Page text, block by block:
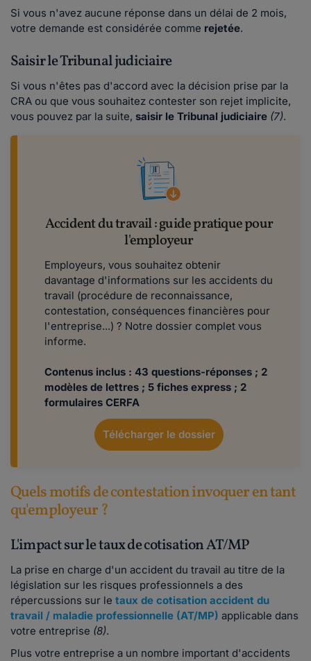
Si vous n'avez aucune réponse dans un délai de 2 mois,
votre demande est considérée comme rejetée.
Saisir le Tribunal judiciaire
Si vous n'êtes pas d'accord avec la décision prise par la
CRA ou que vous souhaitez contester son rejet implicite,
vous pouvez par la suite, saisir le Tribunal judiciaire (7).
Accident du travail : guide pratique pour
l'employeur
Employeurs, vous souhaitez obtenir
davantage d'informations sur les accidents du
travail (procédure de reconnaissance,
contestation, conséquences financières pour
l'entreprise...) ? Notre dossier complet vous
informe.
Contenus inclus : 43 questions-réponses ; 2
modèles de lettres ; 5 fiches express ; 2
formulaires CERFA
Télécharger le dossier
Quels motifs de contestation invoquer en tant
qu'employeur ?
L'impact sur le taux de cotisation AT/MP
La prise en charge d'un accident du travail au titre de la
législation sur les risques professionnels a des
répercussions sur le taux de cotisation accident du
travail / maladie professionnelle (AT/MP) applicable dans
votre entreprise (8).
Plus votre entreprise a un nombre important d'accidents